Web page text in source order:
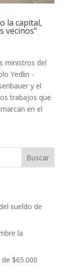
la capital,
vecinos”
ministros del
Yedlin -
y el
trabajos que
en el
Buscar
sueldo de
la
$65.000